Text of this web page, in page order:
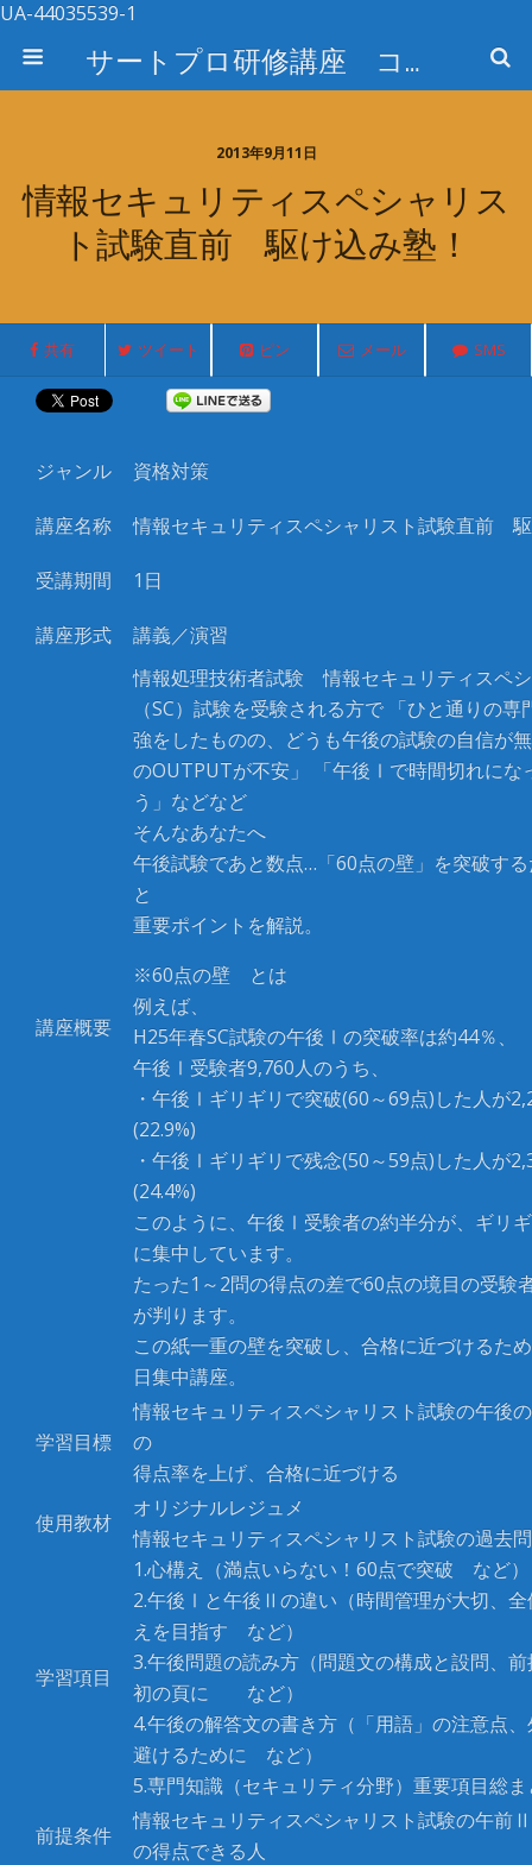
UA-44035539-1
サートプロ研修講座 コース検索
2013年9月11日
情報セキュリティスペシャリス
ト試験直前 駆け込み塾！
共有 ツイート ピン メール SMS
ジャンル 資格対策
講座名称 情報セキュリティスペシャリスト試験直前
受講期間 1 日
講座形式 講義／演習
講座概要
情報処理技術者試験 情報セキュリティスペ
（SC）試験を受験される方で 「ひと通りの
強をしたものの、どうも午後の試験の自信が
のOUTPUTが不安」 「午後Ⅰで時間切れにな
う」などなど
そんなあなたへ
午後試験であと数点… 「60点の壁」を突破す
と
重要ポイントを解説。
※60点の壁 とは
例えば、
H25年春SC試験の午後Ⅰの突破率は約44％、
午後Ⅰ受験者9,760人のうち、
・午後Ⅰギリギリで突破(60～69点)した人が
(22.9%)
・午後Ⅰギリギリで残念(50～59点)した人が
(24.4%)
このように、午後Ⅰ受験者の約半分が、ギリ
に集中しています。
たった1～2問の得点の差で60点の境目の受験
が判ります。
この紙一重の壁を突破し、合格に近づけるた
日集中講座。
学習目標
情報セキュリティスペシャリスト試験の午後
の
得点率を上げ、合格に近づける
使用教材
オリジナルレジュメ
情報セキュリティスペシャリスト試験の過去
学習項目
1.心構え（満点いらない！ 60点で突破 など）
2.午後Ⅰと午後Ⅱの違い（時間管理が大切、全
えを目指す など）
3.午後問題の読み方（問題文の構成と設問、
初の頁に など）
4.午後の解答文の書き方（「用語」の注意点
避けるために など）
5.専門知識（セキュリティ分野）重要項目総
前提条件
情報セキュリティスペシャリスト試験の午前
の得点できる人